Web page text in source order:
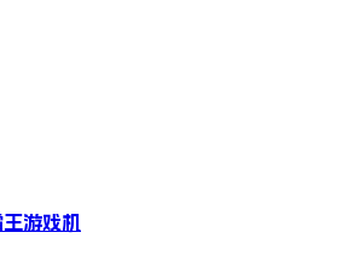
游戏机